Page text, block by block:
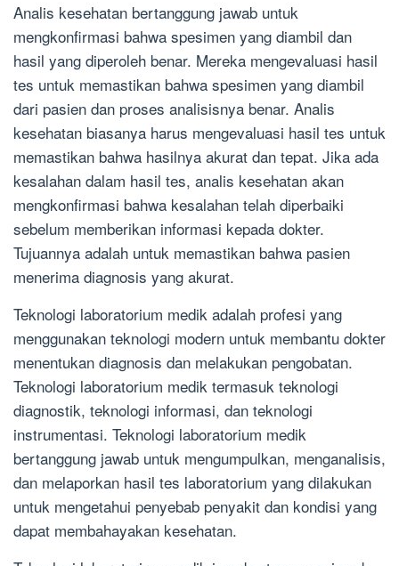
Analis kesehatan bertanggung jawab untuk
mengkonfirmasi bahwa spesimen yang diambil dan
hasil yang diperoleh benar. Mereka mengevaluasi hasil
tes untuk memastikan bahwa spesimen yang diambil
dari pasien dan proses analisisnya benar. Analis
kesehatan biasanya harus mengevaluasi hasil tes untuk
memastikan bahwa hasilnya akurat dan tepat. Jika ada
kesalahan dalam hasil tes, analis kesehatan akan
mengkonfirmasi bahwa kesalahan telah diperbaiki
sebelum memberikan informasi kepada dokter.
Tujuannya adalah untuk memastikan bahwa pasien
menerima diagnosis yang akurat.
Teknologi laboratorium medik adalah profesi yang
menggunakan teknologi modern untuk membantu dokter
menentukan diagnosis dan melakukan pengobatan.
Teknologi laboratorium medik termasuk teknologi
diagnostik, teknologi informasi, dan teknologi
instrumentasi. Teknologi laboratorium medik
bertanggung jawab untuk mengumpulkan, menganalisis,
dan melaporkan hasil tes laboratorium yang dilakukan
untuk mengetahui penyebab penyakit dan kondisi yang
dapat membahayakan kesehatan.